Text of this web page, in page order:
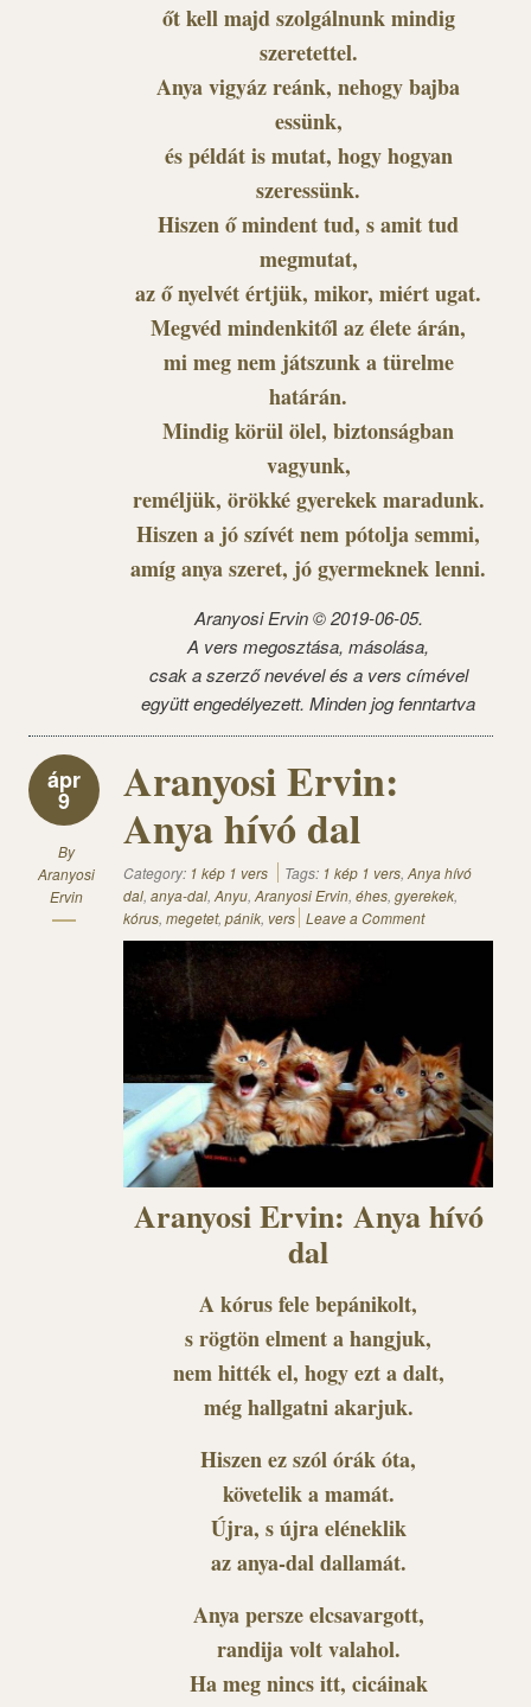
őt kell majd szolgálnunk mindig
szeretettel.
Anya vigyáz reánk, nehogy bajba
essünk,
és példát is mutat, hogy hogyan
szeressünk.
Hiszen ő mindent tud, s amit tud
megmutat,
az ő nyelvét értjük, mikor, miért ugat.
Megvéd mindenkitől az élete árán,
mi meg nem játszunk a türelme
határán.
Mindig körül ölel, biztonságban
vagyunk,
reméljük, örökké gyerekek maradunk.
Hiszen a jó szívét nem pótolja semmi,
amíg anya szeret, jó gyermeknek lenni.
Aranyosi Ervin © 2019-06-05.
A vers megosztása, másolása,
csak a szerző nevével és a vers címével
együtt engedélyezett. Minden jog fenntartva
ápr
9
By
Aranyosi
Ervin
Aranyosi Ervin:
Anya hívó dal
Category: 1 kép 1 vers Tags: 1 kép 1 vers, Anya hívó
dal, anya-dal, Anyu, Aranyosi Ervin, éhes, gyerekek,
kórus, megetet, pánik, vers Leave a Comment
Aranyosi Ervin: Anya hívó
dal
A kórus fele bepánikolt,
s rögtön elment a hangjuk,
nem hitték el, hogy ezt a dalt,
még hallgatni akarjuk.
Hiszen ez szól órák óta,
követelik a mamát.
Újra, s újra eléneklik
az anya-dal dallamát.
Anya persze elcsavargott,
randija volt valahol.
Ha meg nincs itt, cicáinak